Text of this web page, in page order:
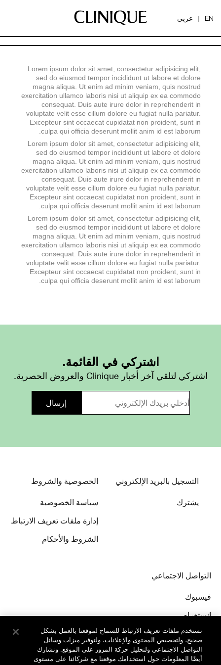
EN
| عربي
Lorem ipsum dolor sit amet, consectetur adipisicing elit,
sed do eiusmod tempor incididunt ut labore et dolore
magna aliqua. Ut enim ad minim veniam, quis nostrud
exercitation ullamco laboris nisi ut aliquip ex ea commodo
consequat. Duis aute irure dolor in reprehenderit in
voluptate velit esse cillum dolore eu fugiat nulla pariatur.
Excepteur sint occaecat cupidatat non proident, sunt in
culpa qui officia deserunt mollit anim id est laborum.
Lorem ipsum dolor sit amet, consectetur adipisicing elit,
sed do eiusmod tempor incididunt ut labore et dolore
magna aliqua. Ut enim ad minim veniam, quis nostrud
exercitation ullamco laboris nisi ut aliquip ex ea commodo
consequat. Duis aute irure dolor in reprehenderit in
voluptate velit esse cillum dolore eu fugiat nulla pariatur.
Excepteur sint occaecat cupidatat non proident, sunt in
culpa qui officia deserunt mollit anim id est laborum.
Lorem ipsum dolor sit amet, consectetur adipisicing elit,
sed do eiusmod tempor incididunt ut labore et dolore
magna aliqua. Ut enim ad minim veniam, quis nostrud
exercitation ullamco laboris nisi ut aliquip ex ea commodo
consequat. Duis aute irure dolor in reprehenderit in
voluptate velit esse cillum dolore eu fugiat nulla pariatur.
Excepteur sint occaecat cupidatat non proident, sunt in
culpa qui officia deserunt mollit anim id est laborum.
اشتركي في القائمة.
اشتركي لتلقي آخر أخبار Clinique والعروض الحصرية.
التسجيل بالبريد الإلكتروني
يشترك
الخصوصية والشروط
سياسة الخصوصية
إدارة ملفات تعريف الارتباط
الشروط والأحكام
التواصل الاجتماعي
فيسبوك
إنستغرام
نستخدم ملفات تعريف الارتباط للسماح لموقعنا بالعمل بشكل
صحيح، ولتخصيص المحتوى والإعلانات، ولتوفير ميزات وسائل
التواصل الاجتماعي ولتحليل حركة المرور على الموقع. ونشارك
أيضًا المعلومات حول استخدامك موقعنا مع شركائنا على مستوى